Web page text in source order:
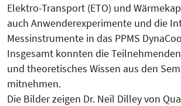
Elektro-Transport (ETO) und
auch Anwen­derexperimente und die
Messinstrumente in das PPMS
Insgesamt konnten die
und theoretisches Wis­sen aus den
mitnehmen.
Die Bilder zeigen Dr. Neil Dilley von